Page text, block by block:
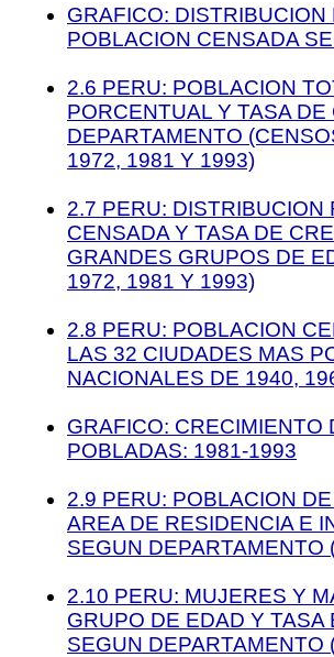
GRAFICO:
POBLACION CENSADA
2.6 PERU: POBLACION
PORCENTUAL Y TASA
DEPARTAMENTO
1972, 1981 Y 1993)
2.7 PERU: DISTRIBUCION
CENSADA Y TASA DE
GRANDES GRUPOS DE
1972, 1981 Y 1993)
2.8 PERU: POBLACION
LAS 32 CIUDADES MAS
NACIONALES DE 1940,
GRAFICO: CRECIMIENTO
POBLADAS: 1981-1993
2.9 PERU: POBLACION
AREA DE RESIDENCIA E
SEGUN
2.10 PERU: MUJERES Y
GRUPO DE EDAD Y
SEGUN